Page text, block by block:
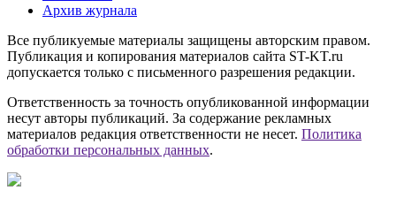
Архив журнала
Все публикуемые материалы защищены авторским правом.
Публикация и копирования материалов сайта ST-KT.ru
допускается только с письменного разрешения редакции.
Ответственность за точность опубликованной информации
несут авторы публикаций. За содержание рекламных
материалов редакция ответственности не несет. Политика
обработки персональных данных.